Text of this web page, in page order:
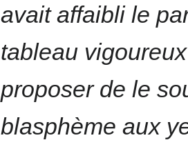
avait affaibli le
tableau
proposer de le
blasphème aux